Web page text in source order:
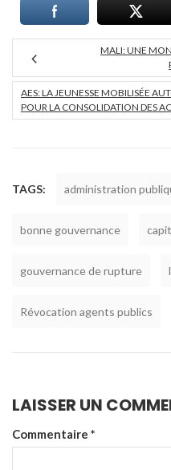
MALI: UNE
AES: LA JEUNESSE MOBILISÉE
POUR LA CONSOLIDATION DES
TAGS: administration
bonne gouvernance
gouvernance de rupture
Révocation agents publics
LAISSER UN
Commentaire *